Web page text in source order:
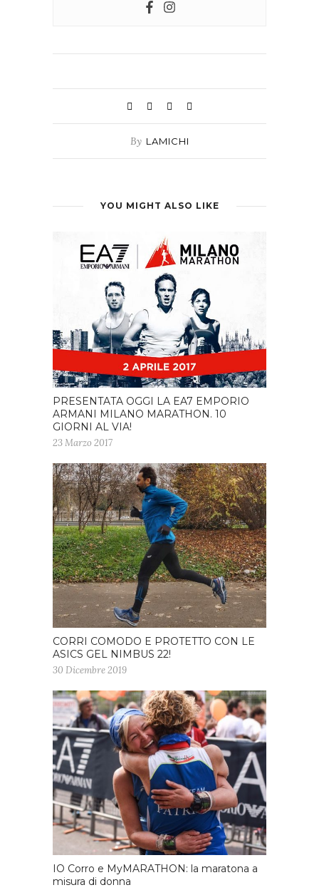
By LAMICHI
YOU MIGHT ALSO LIKE
PRESENTATA OGGI LA EA7 EMPORIO
ARMANI MILANO MARATHON. 10
GIORNI AL VIA!
23 Marzo 2017
CORRI COMODO E PROTETTO CON LE
ASICS GEL NIMBUS 22!
30 Dicembre 2019
IO Corro e MyMARATHON: la maratona a
misura di donna